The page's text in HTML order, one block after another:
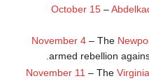
October 15–
November 4– The
armed rebellion
November 11 – The